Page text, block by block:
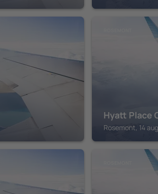
Hyatt Place
Rosemont, 14